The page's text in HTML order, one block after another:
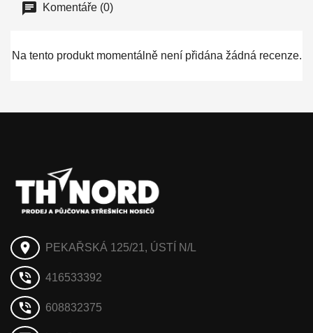
Komentáře (0)
Na tento produkt momentálně není přidána žádná recenze.
place PEKAŘSKÁ 125/21, ÚSTÍ N/L
phone_in_talk 416533392
phone_in_talk 608832375